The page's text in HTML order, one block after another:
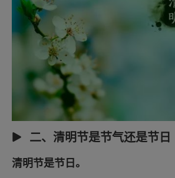
二、清明节是节气还是节日
清明节是节日。